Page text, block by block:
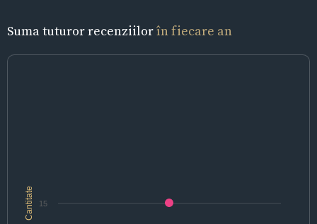
Suma tuturor recenziilorîn fiecare an
Cantitate 15